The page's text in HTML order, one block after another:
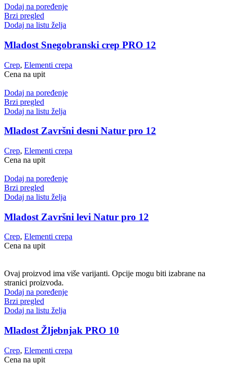
Dodaj na poređenje
Brzi pregled
Dodaj na listu želja
Mladost Snegobranski crep PRO 12
Crep, Elementi crepa
Cena na upit
Dodaj na poređenje
Brzi pregled
Dodaj na listu želja
Mladost Završni desni Natur pro 12
Crep, Elementi crepa
Cena na upit
Dodaj na poređenje
Brzi pregled
Dodaj na listu želja
Mladost Završni levi Natur pro 12
Crep, Elementi crepa
Cena na upit
Ovaj proizvod ima više varijanti. Opcije mogu biti izabrane na
stranici proizvoda.
Dodaj na poređenje
Brzi pregled
Dodaj na listu želja
Mladost Žljebnjak PRO 10
Crep, Elementi crepa
Cena na upit